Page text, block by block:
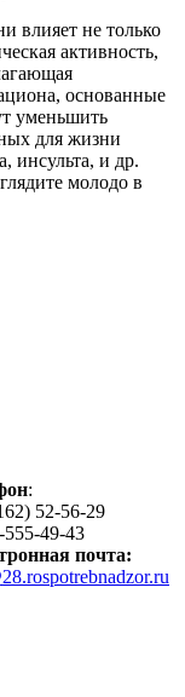
влияет не только
активность,
основанные
уменьшить
для жизни
инсульта, и др.
молодо в
:
52-56-29
555-49-43
почта: